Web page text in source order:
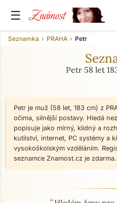
☰ Známost
Seznamka PRAHA Petr
Petr 58 let
Petr je muž (58 let, 183 cm) z
očima, silnější postavy. Hledá
popisuje jako mírný, klidný a
kutilství, internet, PC systémy a
vysokoškolským vzděláním.
seznamce Znamost.cz je zdarma.